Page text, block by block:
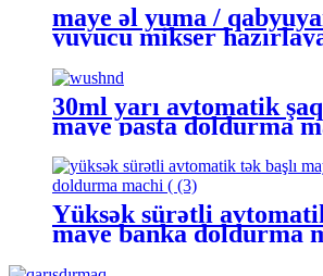
maye əl yuma /
yuyucu mikser
30ml yarı avtomatik
maye pasta doldurma
Yüksək sürətli
maye banka doldurma